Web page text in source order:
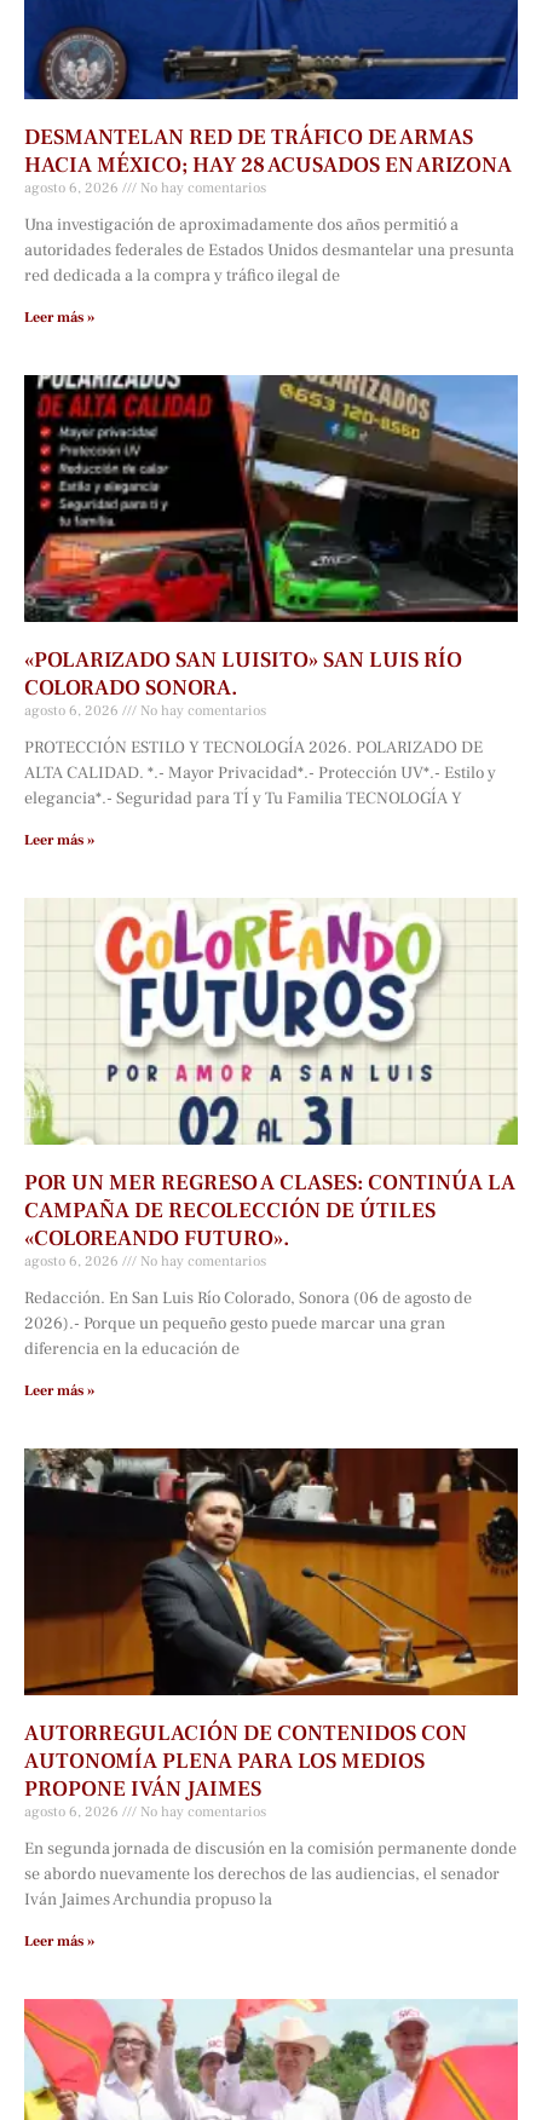
DESMANTELAN RED DE TRÁFICO DE ARMAS
HACIA MÉXICO; HAY 28 ACUSADOS EN ARIZONA
agosto 6, 2026 No hay comentarios
Una investigación de aproximadamente dos años permitió a
autoridades federales de Estados Unidos desmantelar una presunta
red dedicada a la compra y tráfico ilegal de
Leer más »
«POLARIZADO SAN LUISITO» SAN LUIS RÍO
COLORADO SONORA.
agosto 6, 2026 No hay comentarios
PROTECCIÓN ESTILO Y TECNOLOGÍA 2026. POLARIZADO DE
ALTA CALIDAD. *.- Mayor Privacidad*.- Protección UV*.- Estilo y
elegancia*.- Seguridad para TÍ y Tu Familia TECNOLOGÍA Y
Leer más »
POR UN MER REGRESO A CLASES: CONTINÚA LA
CAMPAÑA DE RECOLECCIÓN DE ÚTILES
«COLOREANDO FUTURO».
agosto 6, 2026 No hay comentarios
Redacción. En San Luis Río Colorado, Sonora (06 de agosto de
2026).- Porque un pequeño gesto puede marcar una gran
diferencia en la educación de
Leer más »
AUTORREGULACIÓN DE CONTENIDOS CON
AUTONOMÍA PLENA PARA LOS MEDIOS
PROPONE IVÁN JAIMES
agosto 6, 2026 No hay comentarios
En segunda jornada de discusión en la comisión permanente donde
se abordo nuevamente los derechos de las audiencias, el senador
Iván Jaimes Archundia propuso la
Leer más »